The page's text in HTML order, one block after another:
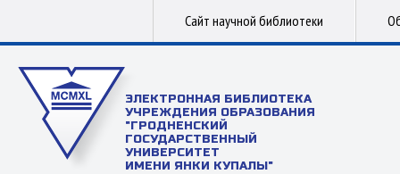
Сайт научной библиотеки
ЭЛЕКТРОННАЯ БИБЛИОТЕКА
УЧРЕЖДЕНИЯ ОБРАЗОВАНИЯ
"ГРОДНЕНСКИЙ
ГОСУДАРСТВЕННЫЙ
УНИВЕРСИТЕТ
ИМЕНИ ЯНКИ КУПАЛЫ"